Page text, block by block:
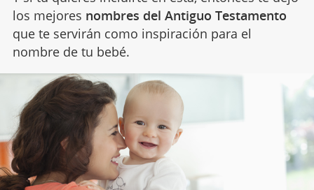
los mejores nombres del Antiguo Testamento
que te servirán como inspiración para el
nombre de tu bebé.